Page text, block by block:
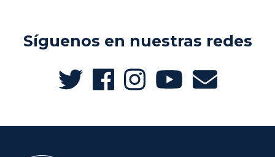
Síguenos en nuestras redes